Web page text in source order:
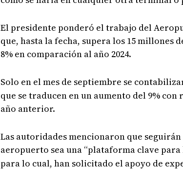
El presidente ponderó el trabajo del
que, hasta la fecha, supera los 15 millones
8% en comparación al año 2024.
Solo en el mes de septiembre se
que se traducen en un aumento del 9%
año anterior.
Las autoridades mencionaron que
aeropuerto sea una “plataforma clave para
para lo cual, han solicitado el apoyo de